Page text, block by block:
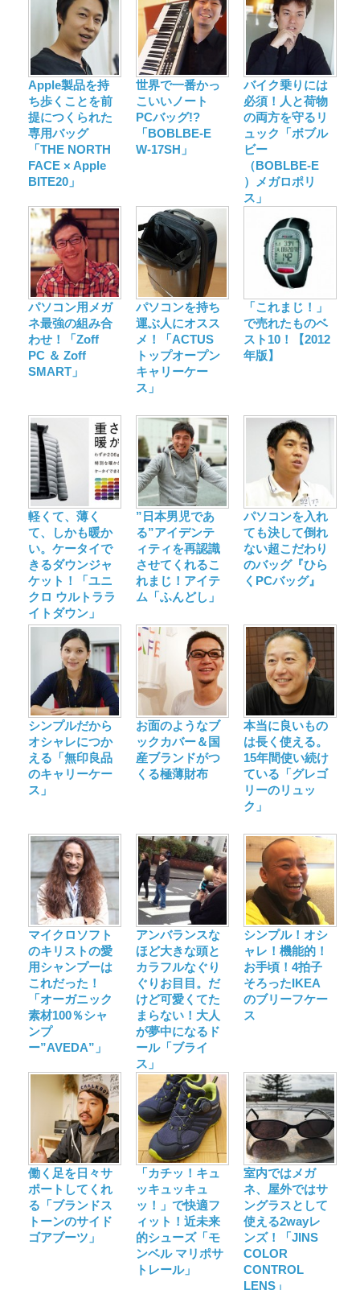
Apple製品を持
ち歩くことを前
提につくられた
専用バッグ
「THE NORTH
FACE × Apple
BITE20」
世界で一番かっ
こいいノート
PCバッグ!?
「BOBLBE-E
W-17SH」
バイク乗りには
必須！人と荷物
の両方を守るリ
ュック「ボブル
ビー
（BOBLBE-E
）メガロポリ
ス」
パソコン用メガ
ネ最強の組み合
わせ！「Zoff
PC ＆ Zoff
SMART」
パソコンを持ち
運ぶ人にオスス
メ！「ACTUS
トップオープン
キャリーケー
ス」
「これまじ！」
で売れたものベ
スト10！【2012
年版】
軽くて、薄く
て、しかも暖か
い。ケータイで
きるダウンジャ
ケット！「ユニ
クロ ウルトララ
イトダウン」
”日本男児であ
る”アイデンテ
ィティを再認識
させてくれるこ
れまじ！アイテ
ム「ふんどし」
パソコンを入れ
ても決して倒れ
ない超こだわり
のバッグ『ひら
くPCバッグ』
シンプルだから
オシャレにつか
える「無印良品
のキャリーケー
ス」
お面のようなブ
ックカバー＆国
産ブランドがつ
くる極薄財布
本当に良いもの
は長く使える。
15年間使い続け
ている「グレゴ
リーのリュッ
ク」
マイクロソフト
のキリストの愛
用シャンプーは
これだった！
「オーガニック
素材100％シャ
ンプ
ー”AVEDA”」
アンバランスな
ほど大きな頭と
カラフルなぐり
ぐりお目目。だ
けど可愛くてた
まらない！大人
が夢中になるド
ール「ブライ
ス」
シンプル！オシ
ャレ！機能的！
お手頃！4拍子
そろったIKEA
のブリーフケー
ス
働く足を日々サ
ポートしてくれ
る「ブランドス
トーンのサイド
ゴアブーツ」
「カチッ！キュ
ッキュッキュ
ッ！」で快適フ
ィット！近未来
的シューズ「モ
ンベル マリポサ
トレール」
室内ではメガ
ネ、屋外ではサ
ングラスとして
使える2wayレ
ンズ！「JINS
COLOR
CONTROL
LENS」